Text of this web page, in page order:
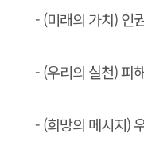
- (미래의 가치) 인
- (우리의 실천) 피
- (희망의 메시지)